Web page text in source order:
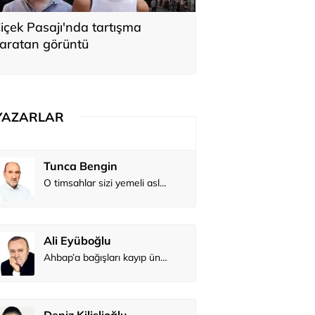
Pasajı'nda tartışma
görüntü
Tunca Bengin
O timsahlar sizi yemeli aslında!...
Ali Eyüboğlu
Ahbap’a bağışları kayıp ünlüler var